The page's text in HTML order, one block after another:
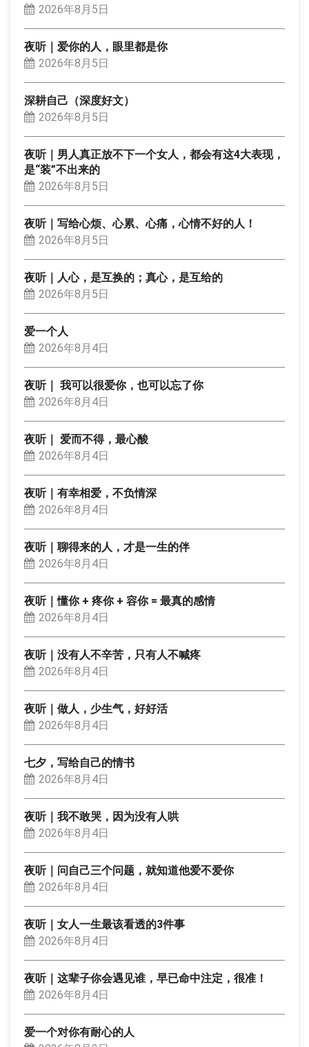
2026年8月5日
夜听｜爱你的人，眼里都是你
2026年8月5日
深耕自己（深度好文）
2026年8月5日
夜听｜男人真正放不下一个女人，都会有这4大表现，
是“装”不出来的
2026年8月5日
夜听｜写给心烦、心累、心痛，心情不好的人！
2026年8月5日
夜听｜人心，是互换的；真心，是互给的
2026年8月5日
爱一个人
2026年8月4日
夜听｜ 我可以很爱你，也可以忘了你
2026年8月4日
夜听｜ 爱而不得，最心酸
2026年8月4日
夜听｜有幸相爱，不负情深
2026年8月4日
夜听｜聊得来的人，才是一生的伴
2026年8月4日
夜听｜懂你 + 疼你 + 容你 = 最真的感情
2026年8月4日
夜听｜没有人不辛苦，只有人不喊疼
2026年8月4日
夜听｜做人，少生气，好好活
2026年8月4日
七夕，写给自己的情书
2026年8月4日
夜听｜我不敢哭，因为没有人哄
2026年8月4日
夜听｜问自己三个问题，就知道他爱不爱你
2026年8月4日
夜听｜女人一生最该看透的3件事
2026年8月4日
夜听｜这辈子你会遇见谁，早已命中注定，很准！
2026年8月4日
爱一个对你有耐心的人